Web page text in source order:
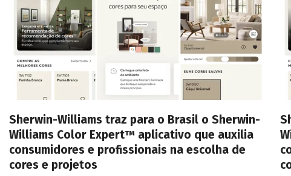
Sherwin-Williams traz para o Brasil o Sherwin-
Williams Color Expert™ aplicativo que auxilia
consumidores e profissionais na escolha de
cores e projetos